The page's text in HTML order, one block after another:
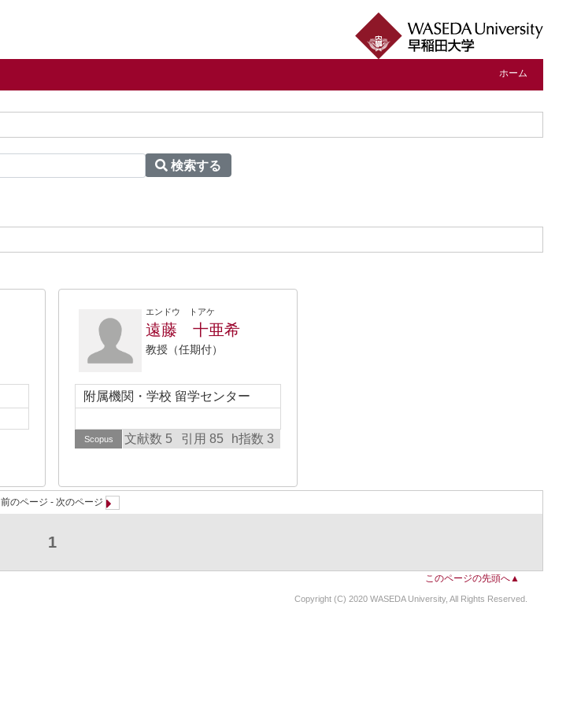
ホーム
検索する
エンドウ トアケ
遠藤 十亜希
教授（任期付）
附属機関・学校 留学センター
Scopus 文献数 5 引用 85 h指数 3
前のページ - 次のページ
1
このページの先頭へ▲
Copyright (C) 2020 WASEDA University, All Rights Reserved.